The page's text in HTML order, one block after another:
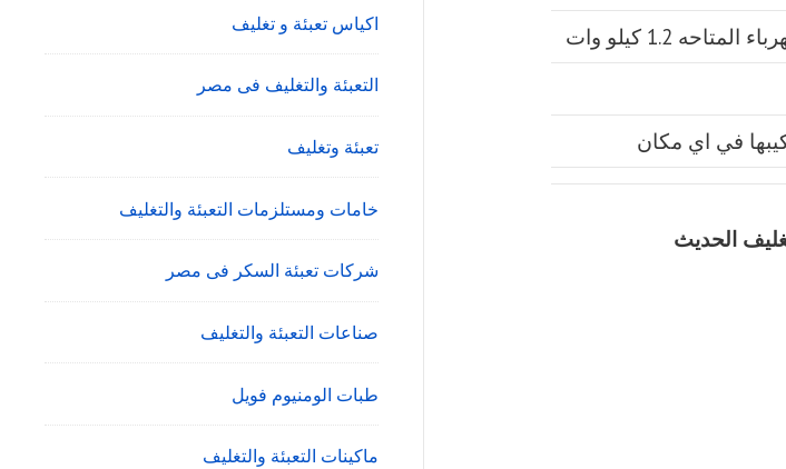
الحديث
اكياس تعبئة و تغليف
التعبئة والتغليف فى مصر
تعبئة وتغليف
خامات ومستلزمات التعبئة والتغليف
شركات تعبئة السكر فى مصر
صناعات التعبئة والتغليف
طبات الومنيوم فويل
ماكينات التعبئة والتغليف